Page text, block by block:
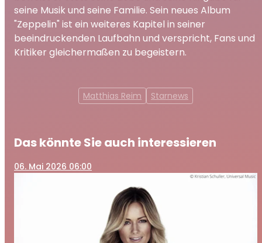
seine Musik und seine Familie. Sein neues Album
"Zeppelin" ist ein weiteres Kapitel in seiner
beeindruckenden Laufbahn und verspricht, Fans und
Kritiker gleichermaßen zu begeistern.
Matthias Reim Starnews
Das könnte Sie auch interessieren
06. Mai 2026 06:00